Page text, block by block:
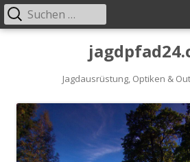
Jagdausrüstung, Optiken &
Primäres
Suchen
nach: